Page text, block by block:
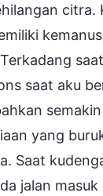
citra.
saat aku
yang
Saat
jalan masuk